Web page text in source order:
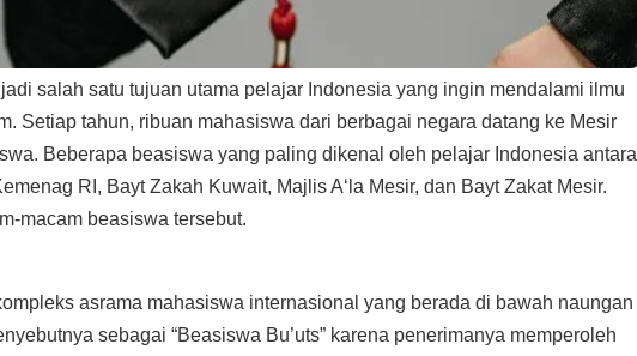
salah satu tujuan utama pelajar Indonesia yang ingin mendalami ilmu
Setiap tahun, ribuan mahasiswa dari berbagai negara datang ke Mesir
Beberapa beasiswa yang paling dikenal oleh pelajar Indonesia antara
RI, Bayt Zakah Kuwait, Majlis A‘la Mesir, dan Bayt Zakat Mesir.
macam beasiswa tersebut.
asrama mahasiswa internasional yang berada di bawah naungan
sebagai “Beasiswa Bu’uts” karena penerimanya memperoleh